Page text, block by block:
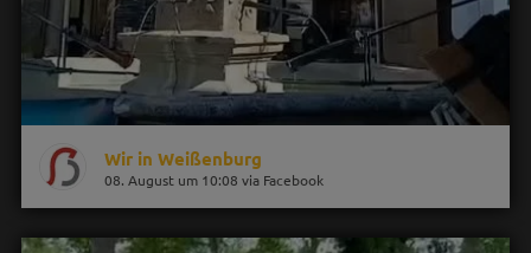
Wir in Weißenburg
08. August um 10:08 via Facebook